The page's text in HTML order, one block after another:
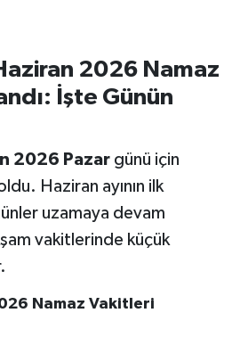
2026 Namaz
İşte Günün
2026 Pazargünü için
Haziran ayının ilk
uzamaya devam
vakitlerinde küçük
Namaz Vakitleri